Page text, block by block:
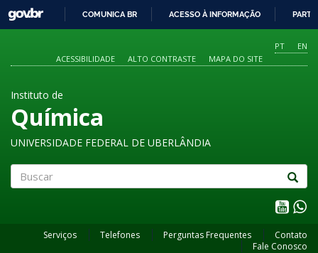
O
CONTEÚDO
GOVBR
COMUNICA BR ACESSO À INFORMAÇÃO
PT
EN
ACESSIBILIDADE
ALTO CONTRASTE MAPA DO SITE
Instituto de
Química
UNIVERSIDADE FEDERAL DE UBERLÂNDIA
Serviços Telefones Perguntas Frequentes
Contato
Fale Conosco